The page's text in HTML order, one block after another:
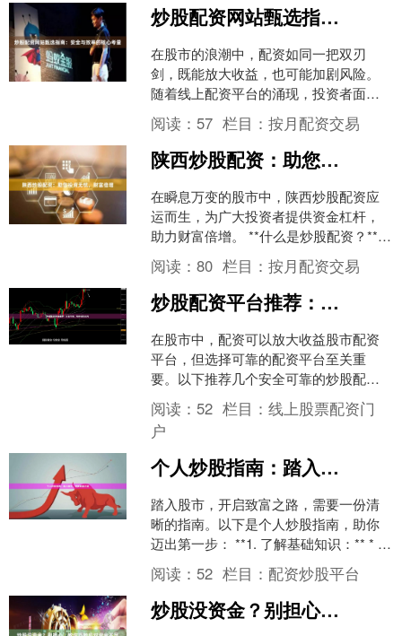
炒股配资网站甄选指南：安全与效率的核心考量
在股市的浪潮中，配资如同一把双刃
剑，既能放大收益，也可能加剧风险。
随着线上配资平台的涌现，投资者面临
着前所未有的选择困境：如何在众多网
站中，甄别出既安全可靠又高....
阅读： 57 栏目：按月配资交易
陕西炒股配资：助您投资无忧，财富倍增
在瞬息万变的股市中，陕西炒股配资应
运而生，为广大投资者提供资金杠杆，
助力财富倍增。 **什么是炒股配资？**
炒股配资是一种融资方式，投资者通过
配资公司获得资金....
阅读：80 栏目：按月配资交易
炒股配资平台推荐：安全可靠，助你轻松获利
在股市中，配资可以放大收益股市配资
平台，但选择可靠的配资平台至关重
要。以下推荐几个安全可靠的炒股配资
平台，助你轻松获利： **1. 盈信配资**
盈信配资是国内....
阅读： 52 栏目：线上股票配资门
户
个人炒股指南：踏入股市，掌握致富之道
踏入股市，开启致富之路，需要一份清
晰的指南。以下是个人炒股指南，助你
迈出第一步： **1. 了解基础知识：** * 学
习股票市场的基本概念，如股票、债
券、指数等....
阅读： 52 栏目：配资炒股平台
炒股没资金？别担心，教你巧妙应对资金不足